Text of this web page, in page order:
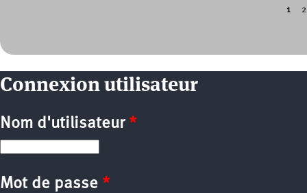
1 2
Connexion utilisateur
Nom d'utilisateur *
Mot de passe *